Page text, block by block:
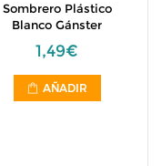
Sombrero Plástico
Blanco Gánster
1,49€
AÑADIR